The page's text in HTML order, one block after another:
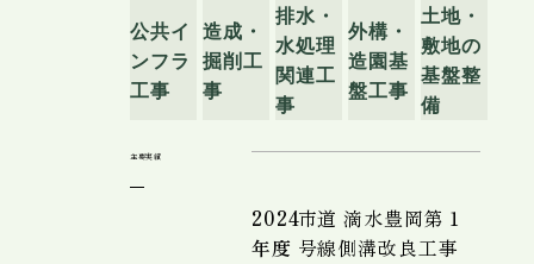
公共イ
ンフラ
工事
造成・
掘削工
事
排水・
水処理
関連工
事
外構・
造園基
盤工事
土地・
敷地の
基盤整
備
主要実績
2024
年度
市道 滴水豊岡第１
号線側溝改良工事